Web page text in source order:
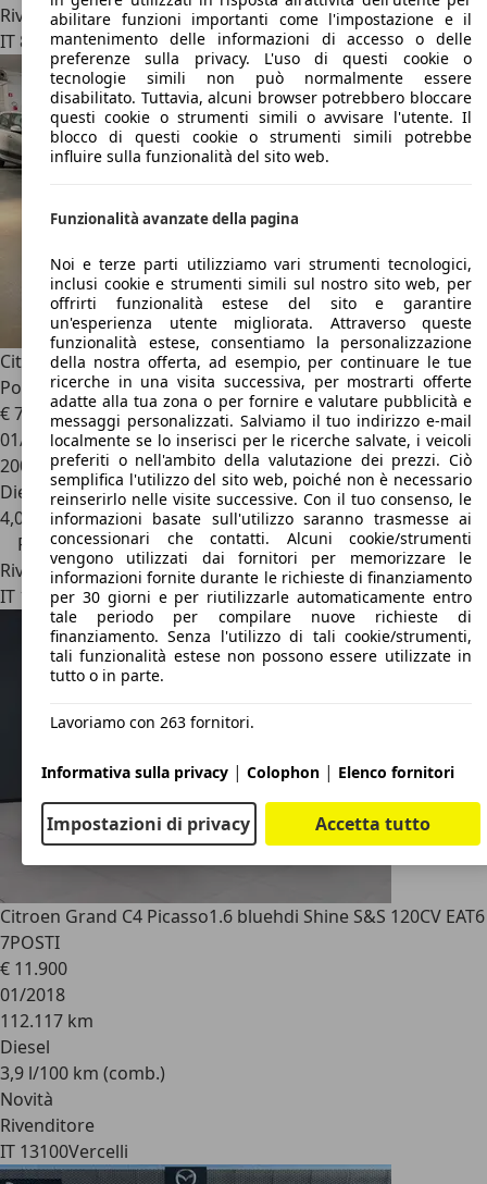
Rivenditore
IT 80044Ottaviano - Napoli - Na
Citroen Grand C4 Picasso 1.6 Hdi, unico proprietario, 7
Posti, EURO 6
€ 7.700€ 8.500,-
01/2016
200.000 km
Diesel
4,0 l/100 km (comb.)
Prezzo ribassato
Rivenditore
IT 16141Genova - Ge
Citroen Grand C4 Picasso1.6 bluehdi Shine S&S 120CV EAT6
7POSTI
€ 11.900
01/2018
112.117 km
Diesel
3,9 l/100 km (comb.)
Novità
Rivenditore
IT 13100Vercelli
abilitare funzioni importanti come l'impostazione e il
mantenimento delle informazioni di accesso o delle
preferenze sulla privacy. L'uso di questi cookie o
tecnologie simili non può normalmente essere
disabilitato. Tuttavia, alcuni browser potrebbero bloccare
questi cookie o strumenti simili o avvisare l'utente. Il
blocco di questi cookie o strumenti simili potrebbe
influire sulla funzionalità del sito web.
Funzionalità avanzate della pagina
Noi e terze parti utilizziamo vari strumenti tecnologici,
inclusi cookie e strumenti simili sul nostro sito web, per
offrirti funzionalità estese del sito e garantire
un'esperienza utente migliorata. Attraverso queste
funzionalità estese, consentiamo la personalizzazione
della nostra offerta, ad esempio, per continuare le tue
ricerche in una visita successiva, per mostrarti offerte
adatte alla tua zona o per fornire e valutare pubblicità e
messaggi personalizzati. Salviamo il tuo indirizzo e-mail
localmente se lo inserisci per le ricerche salvate, i veicoli
preferiti o nell'ambito della valutazione dei prezzi. Ciò
semplifica l'utilizzo del sito web, poiché non è necessario
reinserirlo nelle visite successive. Con il tuo consenso, le
informazioni basate sull'utilizzo saranno trasmesse ai
concessionari che contatti. Alcuni cookie/strumenti
vengono utilizzati dai fornitori per memorizzare le
informazioni fornite durante le richieste di finanziamento
per 30 giorni e per riutilizzarle automaticamente entro
tale periodo per compilare nuove richieste di
finanziamento. Senza l'utilizzo di tali cookie/strumenti,
tali funzionalità estese non possono essere utilizzate in
tutto o in parte.
Lavoriamo con 263 fornitori.
Informativa sulla privacy | Colophon | Elenco fornitori
Impostazioni di privacy Accetta tutto